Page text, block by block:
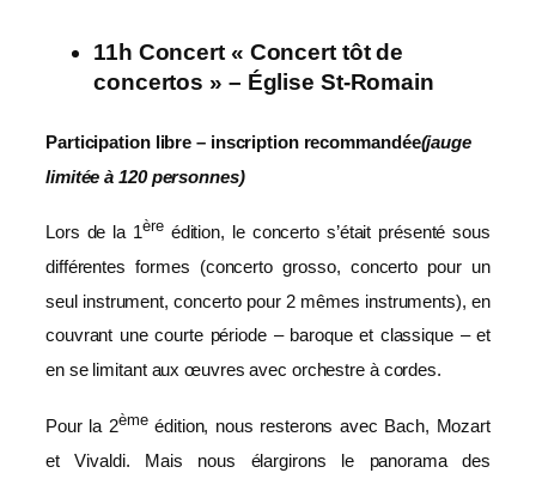
11h Concert « Concert tôt de
concertos » – Église St-Romain
Participation libre – inscription recommandée(jauge
limitée à 120 personnes)
Lors de la 1èreédition, le concerto s’était présenté sous
différentes formes (concerto grosso, concerto pour un
seul instrument, concerto pour 2 mêmes instruments), en
couvrant une courte période – baroque et classique – et
en se limitant aux œuvres avec orchestre à cordes.
Pour la 2èmeédition, nous resterons avec Bach, Mozart
et Vivaldi. Mais nous élargirons le panorama des